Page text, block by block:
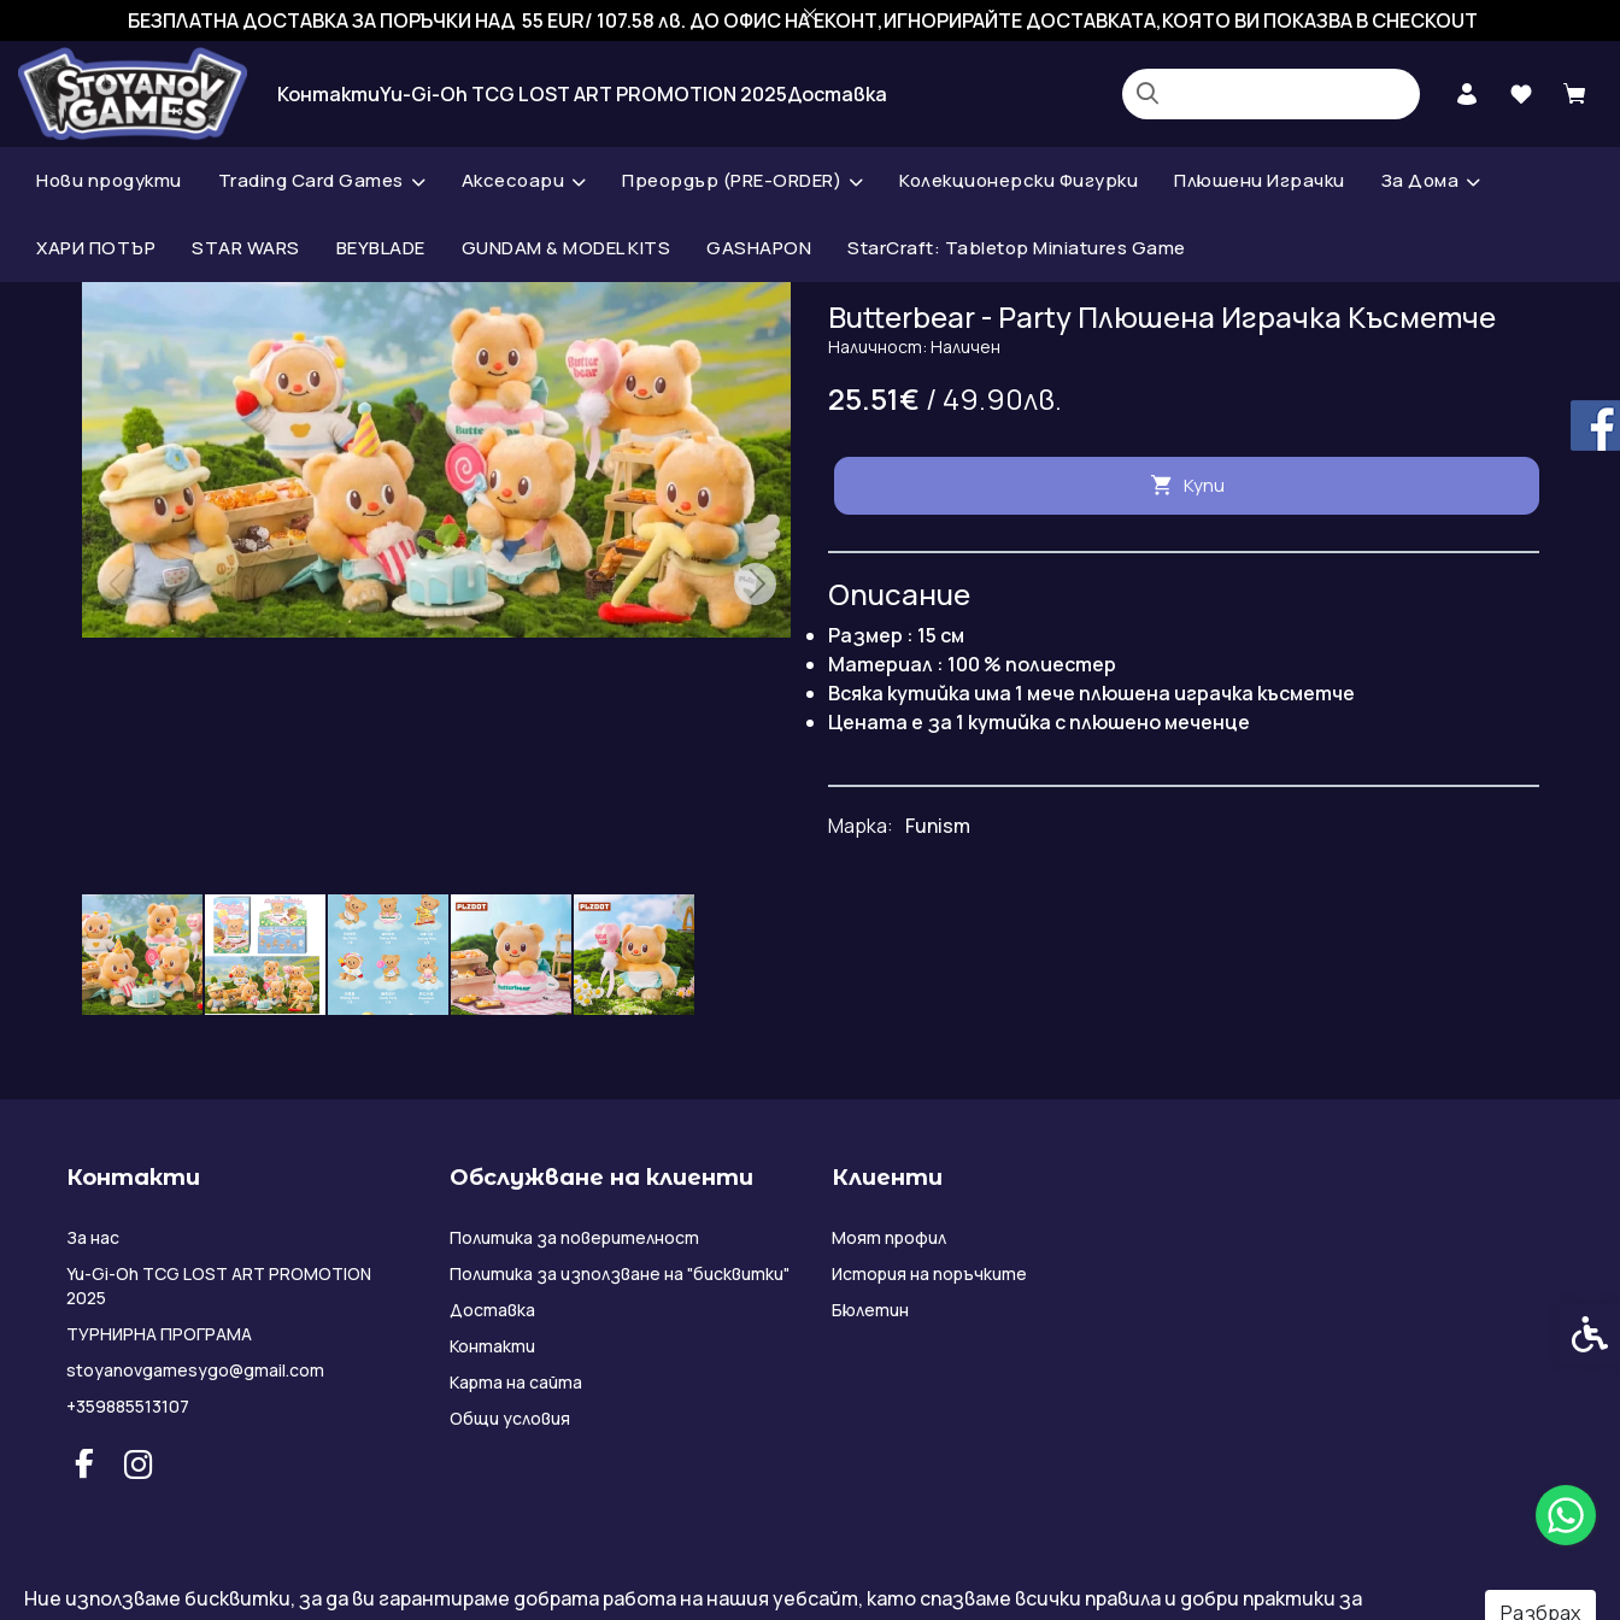
БЕЗПЛАТНА ДОСТАВКА ЗА ПОРЪЧКИ НАД 55 EUR/ 107.58 лв. ДО ОФИС НА ЕКОНТ,ИГНОРИРАЙТЕ ДОСТАВКАТА,КОЯТО ВИ ПОКАЗВА В CHECKOUT
КонтактиYu-Gi-Oh TCG LOST ART PROMOTION 2025Доставка
Нови продукти Trading Card Games Аксесоари Преордър (PRE-ORDER) Колекционерски Фигурки Плюшени Играчки За Дома
ХАРИ ПОТЪР STAR WARS BEYBLADE GUNDAM & MODEL KITS GASHAPON StarCraft: Tabletop Miniatures Game
Butterbear - Party Плюшена Играчка Късметче
Наличност: Наличен
25.51€ / 49.90лв.
Купи
Описание
Размер : 15 см
Материал : 100 % полиестер
Всяка кутийка има 1 мече плюшена играчка късметче
Цената е за 1 кутийка с плюшено меченце
Марка: Funism
Ние използваме бисквитки, за да ви гарантираме добрата работа на нашия уебсайт, като спазваме всички правила и добри практики за
Разбрах
Контакти
За нас
Yu-Gi-Oh TCG LOST ART PROMOTION
2025
ТУРНИРНА ПРОГРАМА
stoyanovgamesygo@gmail.com
+359885513107
Обслужване на клиенти
Политика за поверителност
Политика за използване на "бисквитки"
Доставка
Контакти
Карта на сайта
Общи условия
Клиенти
Моят профил
История на поръчките
Бюлетин